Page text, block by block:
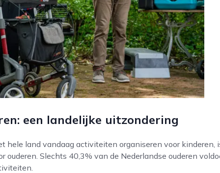
een landelijke uitzondering
hele land vandaag activiteiten organiseren voor kinderen,
ouderen. Slechts 40,3% van de Nederlandse ouderen